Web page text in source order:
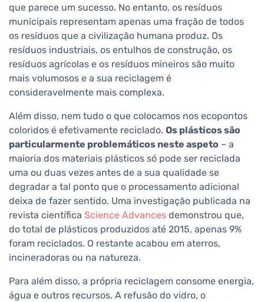
que parece um sucesso. No entanto, os resíduos
municipais representam apenas uma fração de todos
os resíduos que a civilização humana produz. Os
resíduos industriais, os entulhos de construção, os
resíduos agrícolas e os resíduos mineiros são muito
mais volumosos e a sua reciclagem é
consideravelmente mais complexa.
Além disso, nem tudo o que colocamos nos ecopontos
coloridos é efetivamente reciclado. Os plásticos são
particularmente problemáticos neste aspeto – a
maioria dos materiais plásticos só pode ser reciclada
uma ou duas vezes antes de a sua qualidade se
degradar a tal ponto que o processamento adicional
deixa de fazer sentido. Uma investigação publicada na
revista científica Science Advances demonstrou que,
do total de plásticos produzidos até 2015, apenas 9%
foram reciclados. O restante acabou em aterros,
incineradoras ou na natureza.
Para além disso, a própria reciclagem consome energia,
água e outros recursos. A refusão do vidro, o